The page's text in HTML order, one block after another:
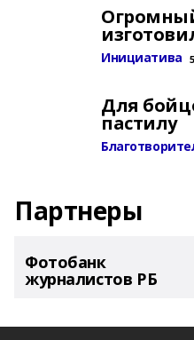
Инициатива
Для
пастилу
Партнеры
Фотобанк
журналистов РБ